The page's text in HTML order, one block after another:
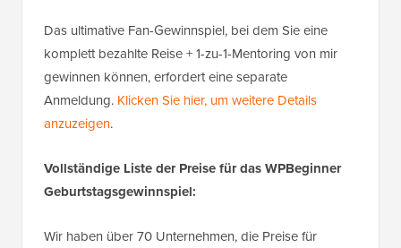
Das ultimative Fan-Gewinnspiel, bei dem Sie eine
komplett bezahlte Reise + 1-zu-1-Mentoring von mir
gewinnen können, erfordert eine separate
Anmeldung. Klicken Sie hier, um weitere Details
anzuzeigen.
Vollständige Liste der Preise für das WPBeginner
Geburtstagsgewinnspiel:
Wir haben über 70 Unternehmen, die Preise für